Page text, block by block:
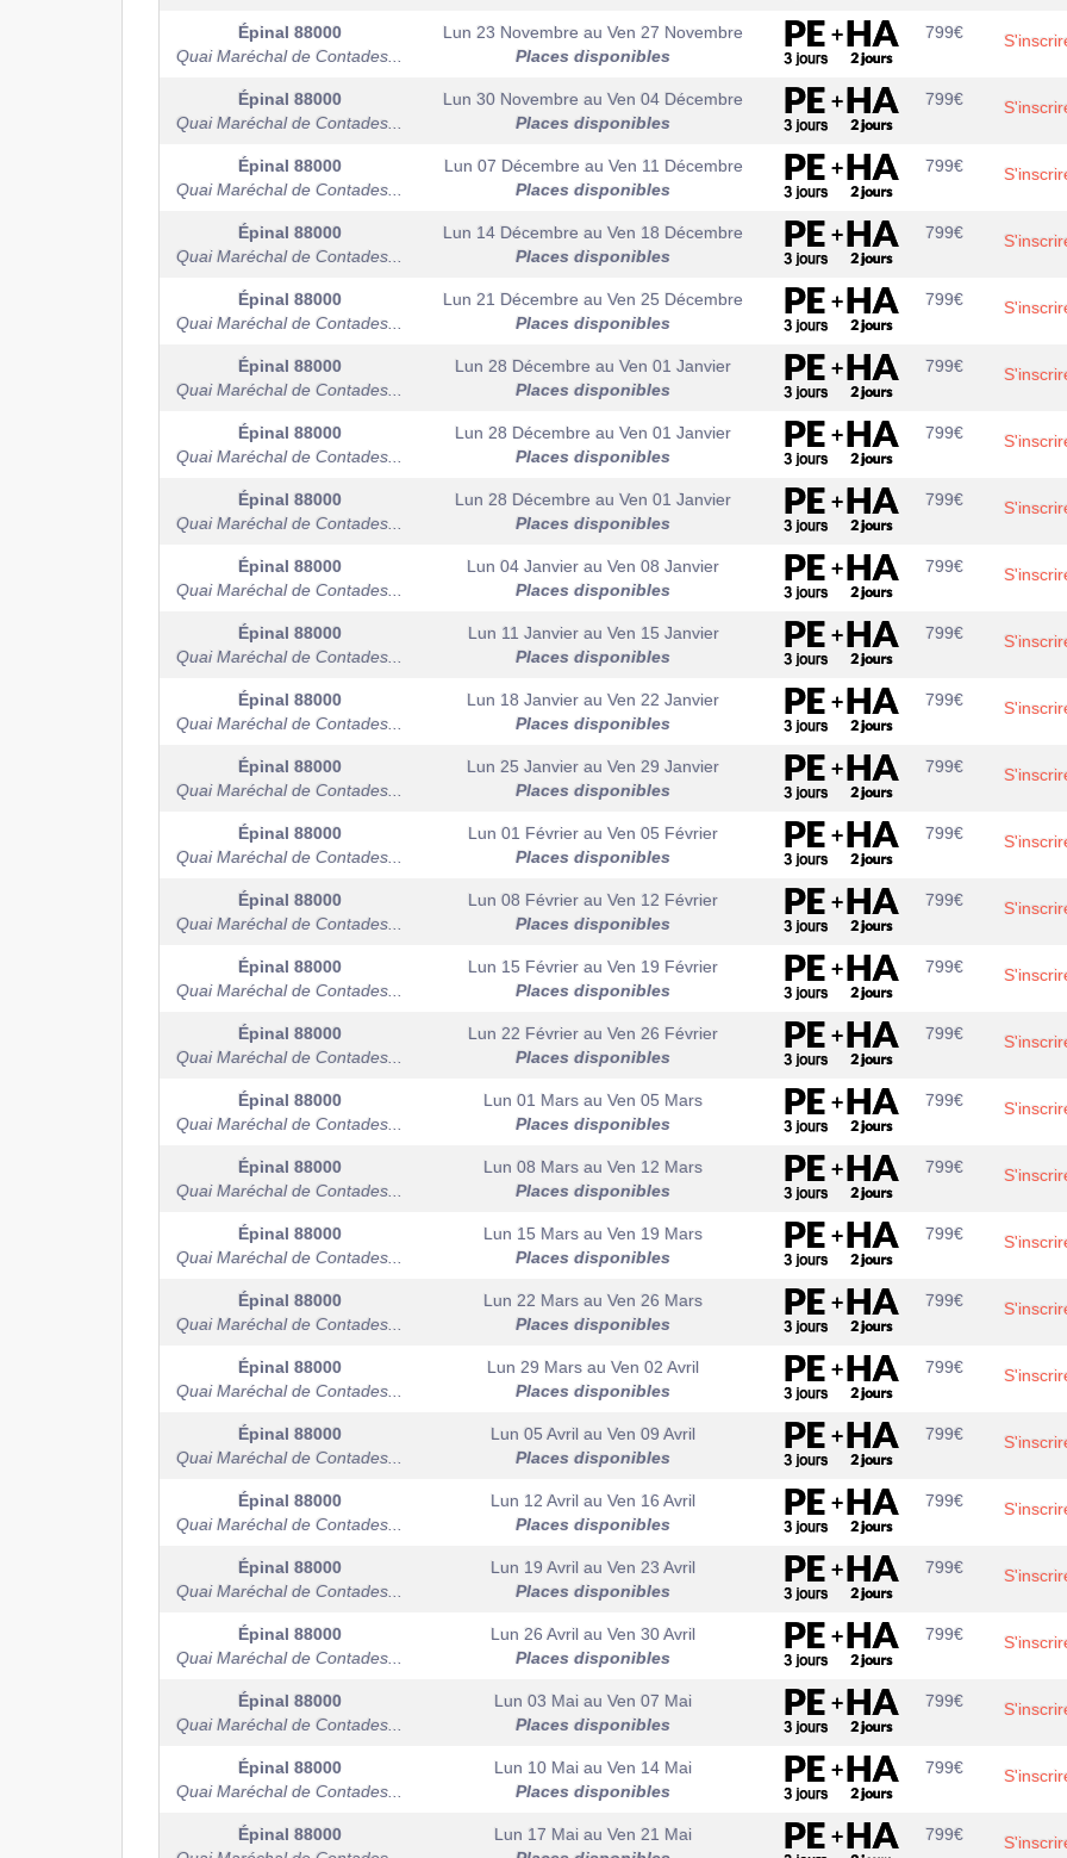
Épinal 88000
Quai Maréchal de Contades...
Lun 23 Novembre au Ven 27 Novembre
Places disponibles
799€
Épinal 88000
Quai Maréchal de Contades...
Lun 30 Novembre au Ven 04 Décembre
Places disponibles
799€
Épinal 88000
Quai Maréchal de Contades...
Lun 07 Décembre au Ven 11 Décembre
Places disponibles
799€
Épinal 88000
Quai Maréchal de Contades...
Lun 14 Décembre au Ven 18 Décembre
Places disponibles
799€
Épinal 88000
Quai Maréchal de Contades...
Lun 21 Décembre au Ven 25 Décembre
Places disponibles
799€
Épinal 88000
Quai Maréchal de Contades...
Lun 28 Décembre au Ven 01 Janvier
Places disponibles
799€
Épinal 88000
Quai Maréchal de Contades...
Lun 28 Décembre au Ven 01 Janvier
Places disponibles
799€
Épinal 88000
Quai Maréchal de Contades...
Lun 28 Décembre au Ven 01 Janvier
Places disponibles
799€
Épinal 88000
Quai Maréchal de Contades...
Lun 04 Janvier au Ven 08 Janvier
Places disponibles
799€
Épinal 88000
Quai Maréchal de Contades...
Lun 11 Janvier au Ven 15 Janvier
Places disponibles
799€
Épinal 88000
Quai Maréchal de Contades...
Lun 18 Janvier au Ven 22 Janvier
Places disponibles
799€
Épinal 88000
Quai Maréchal de Contades...
Lun 25 Janvier au Ven 29 Janvier
Places disponibles
799€
Épinal 88000
Quai Maréchal de Contades...
Lun 01 Février au Ven 05 Février
Places disponibles
799€
Épinal 88000
Quai Maréchal de Contades...
Lun 08 Février au Ven 12 Février
Places disponibles
799€
Épinal 88000
Quai Maréchal de Contades...
Lun 15 Février au Ven 19 Février
Places disponibles
799€
Épinal 88000
Quai Maréchal de Contades...
Lun 22 Février au Ven 26 Février
Places disponibles
799€
Épinal 88000
Quai Maréchal de Contades...
Lun 01 Mars au Ven 05 Mars
Places disponibles
799€
Épinal 88000
Quai Maréchal de Contades...
Lun 08 Mars au Ven 12 Mars
Places disponibles
799€
Épinal 88000
Quai Maréchal de Contades...
Lun 15 Mars au Ven 19 Mars
Places disponibles
799€
Épinal 88000
Quai Maréchal de Contades...
Lun 22 Mars au Ven 26 Mars
Places disponibles
799€
Épinal 88000
Quai Maréchal de Contades...
Lun 29 Mars au Ven 02 Avril
Places disponibles
799€
Épinal 88000
Quai Maréchal de Contades...
Lun 05 Avril au Ven 09 Avril
Places disponibles
799€
Épinal 88000
Quai Maréchal de Contades...
Lun 12 Avril au Ven 16 Avril
Places disponibles
799€
Épinal 88000
Quai Maréchal de Contades...
Lun 19 Avril au Ven 23 Avril
Places disponibles
799€
Épinal 88000
Quai Maréchal de Contades...
Lun 26 Avril au Ven 30 Avril
Places disponibles
799€
Épinal 88000
Quai Maréchal de Contades...
Lun 03 Mai au Ven 07 Mai
Places disponibles
799€
Épinal 88000
Quai Maréchal de Contades...
Lun 10 Mai au Ven 14 Mai
Places disponibles
799€
Épinal 88000
Lun 17 Mai au Ven 21 Mai
799€